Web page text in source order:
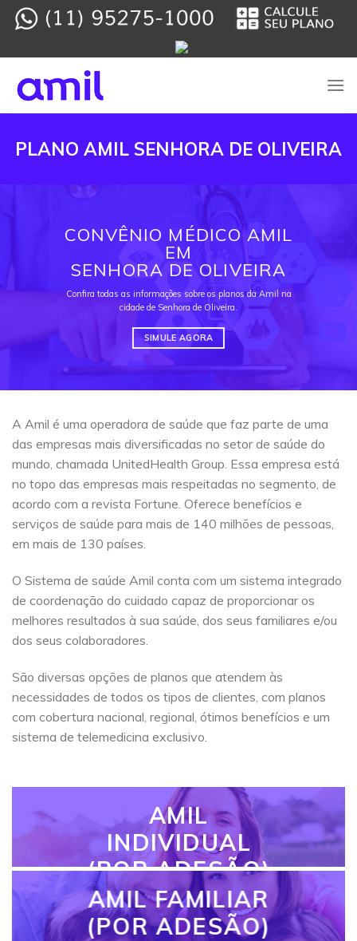
Skip
PLANO AMIL SENHORA DE OLIVEIRA
CONVÊNIO MÉDICO AMIL
EM
SENHORA DE OLIVEIRA
Confira todas as informações sobre os planos da Amil na
cidade de Senhora de Oliveira.
SIMULE AGORA
A Amil é uma operadora de saúde que faz parte de uma
das empresas mais diversificadas no setor de saúde do
mundo, chamada UnitedHealth Group. Essa empresa está
no topo das empresas mais respeitadas no segmento, de
acordo com a revista Fortune. Oferece benefícios e
serviços de saúde para mais de 140 milhões de pessoas,
em mais de 130 países.
O Sistema de saúde Amil conta com um sistema integrado
de coordenação do cuidado capaz de proporcionar os
melhores resultados à sua saúde, dos seus familiares e/ou
dos seus colaboradores.
São diversas opções de planos que atendem às
necessidades de todos os tipos de clientes, com planos
com cobertura nacional, regional, ótimos benefícios e um
sistema de telemedicina exclusivo.
AMIL
INDIVIDUAL
(POR ADESÃO)
AMIL FAMILIAR
(POR ADESÃO)